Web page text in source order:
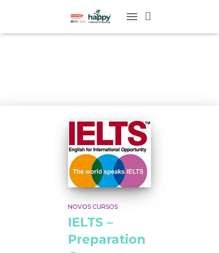
NAVIGATION
NOVOS CURSOS
IELTS –
Preparation